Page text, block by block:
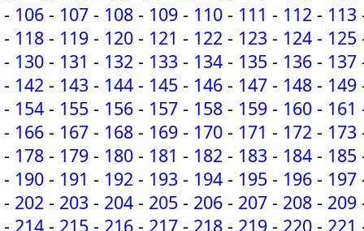
- 106 - 107 - 108 - 109 - 110 - 111 - 112 - 113
- 118 - 119 - 120 - 121 - 122 - 123 - 124 - 125
- 130 - 131 - 132 - 133 - 134 - 135 - 136 - 137
- 142 - 143 - 144 - 145 - 146 - 147 - 148 - 149
- 154 - 155 - 156 - 157 - 158 - 159 - 160 - 161
- 166 - 167 - 168 - 169 - 170 - 171 - 172 - 173
- 178 - 179 - 180 - 181 - 182 - 183 - 184 - 185
- 190 - 191 - 192 - 193 - 194 - 195 - 196 - 197
- 202 - 203 - 204 - 205 - 206 - 207 - 208 - 209
- 214 - 215 - 216 - 217 - 218 - 219 - 220 - 221